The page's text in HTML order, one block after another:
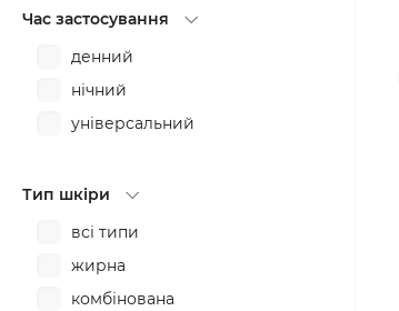
для вагітних
заспокоєння
зволоження
звуження пор
насичення
Час застосування
денний
нічний
універсальний
Тип шкіри
всі типи
жирна
комбінована